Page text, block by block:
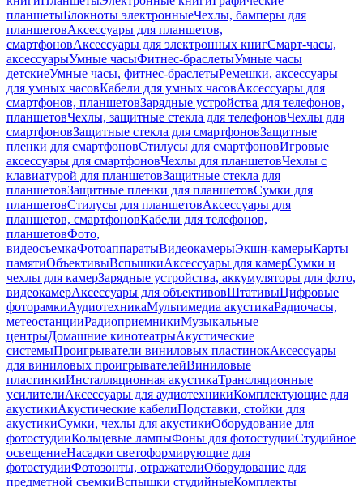
планшетыБлокноты электронныеЧехлы, бамперы для
планшетовАксессуары для планшетов,
смартфоновАксессуары для электронных книгСмарт-часы,
аксессуарыУмные часыФитнес-браслетыУмные часы
детскиеУмные часы, фитнес-браслетыРемешки, аксессуары
для умных часовКабели для умных часовАксессуары для
смартфонов, планшетовЗарядные устройства для телефонов,
планшетовЧехлы, защитные стекла для телефоновЧехлы для
смартфоновЗащитные стекла для смартфоновЗащитные
пленки для смартфоновСтилусы для смартфоновИгровые
аксессуары для смартфоновЧехлы для планшетовЧехлы с
клавиатурой для планшетовЗащитные стекла для
планшетовЗащитные пленки для планшетовСумки для
планшетовСтилусы для планшетовАксессуары для
планшетов, смартфоновКабели для телефонов,
планшетовФото,
видеосъемкаФотоаппаратыВидеокамерыЭкшн-камерыКарты
памятиОбъективыВспышкиАксессуары для камерСумки и
чехлы для камерЗарядные устройства, аккумуляторы для фото,
видеокамерАксессуары для объективовШтативыЦифровые
фоторамкиАудиотехникаМультимедиа акустикаРадиочасы,
метеостанцииРадиоприемникиМузыкальные
центрыДомашние кинотеатрыАкустические
системыПроигрыватели виниловых пластинокАксессуары
для виниловых проигрывателейВиниловые
пластинкиИнсталляционная акустикаТрансляционные
усилителиАксессуары для аудиотехникиКомплектующие для
акустикиАкустические кабелиПодставки, стойки для
акустикиСумки, чехлы для акустикиОборудование для
фотостудииКольцевые лампыФоны для фотостудииСтудийное
освещениеНасадки светоформирующие для
фотостудииФотозонты, отражателиОборудование для
предметной съемкиВспышки студийныеКомплекты